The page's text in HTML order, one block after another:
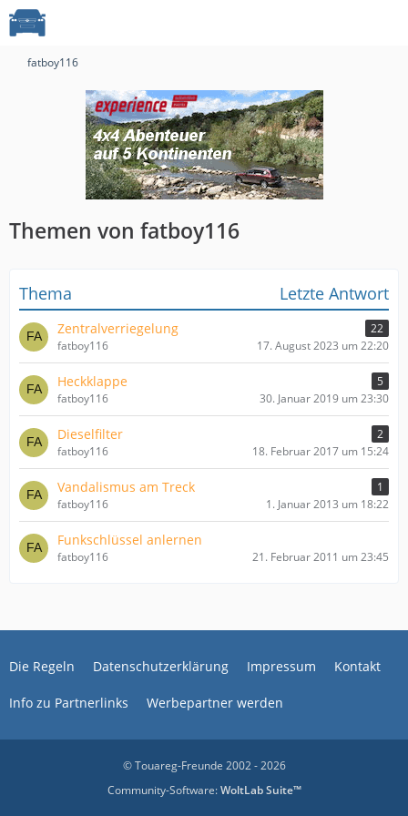
fatboy116
Themen von fatboy116
Thema Letzte Antwort
Zentralverriegelung
22
fatboy116
17. August 2023 um 22:20
Heckklappe
5
fatboy116
30. Januar 2019 um 23:30
Dieselfilter
2
fatboy116
18. Februar 2017 um 15:24
Vandalismus am Treck
1
fatboy116
1. Januar 2013 um 18:22
Funkschlüssel anlernen
fatboy116 21. Februar 2011 um 23:45
Die Regeln Datenschutzerklärung Impressum Kontakt
Info zu Partnerlinks Werbepartner werden
© Touareg-Freunde 2002 - 2026
Community-Software:WoltLab Suite™